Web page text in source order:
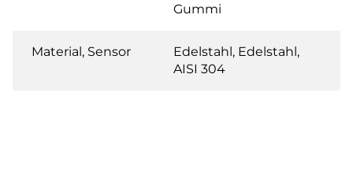
Gummi
Material, Sensor
Edelstahl, Edelstahl,
AISI 304